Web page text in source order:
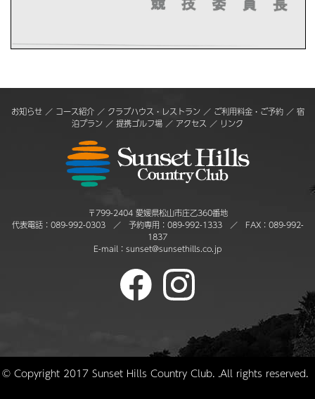
お知らせ／ コース紹介／ クラブハウス・レストラン／ ご利用料金・ご予約／ 宿
泊プラン ／ 提携ゴルフ場 ／ アクセス ／ リンク
〒799-2404 愛媛県松山市庄乙360番地
代表電話： 089-992-0303／ 予約専用： 089-992-1333／ FAX：089-992-
1837
E-mail： sunset@sunsethills.co.jp
© Copyright 2017 Sunset Hills Country Club. .All rights reserved.